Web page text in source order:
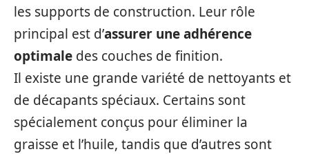
les supports de construction. Leur rôle
principal est d’assurer une adhérence
optimale des couches de finition.
Il existe une grande variété de nettoyants et
de décapants spéciaux. Certains sont
spécialement conçus pour éliminer la
graisse et l’huile, tandis que d’autres sont